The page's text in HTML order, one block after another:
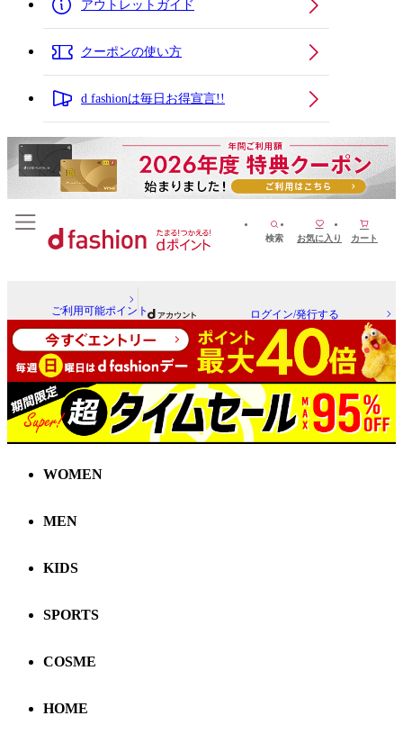
アウトレットガイド
クーポンの使い方
d fashionは毎日お得宣言!!
検索 お気に入り カート
ご利用可能ポイント ログイン/発行する
WOMEN
MEN
KIDS
SPORTS
COSME
HOME